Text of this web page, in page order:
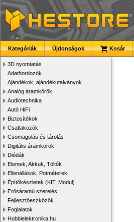
Kategóriák Újdonságok Kosár
3D nyomtatás
Adathordozók
Ajándékok, ajándékutalványok
Analóg áramkörök
Audiotechnika
Autó HiFi
Biztosítékok
Csatlakozók
Csomagolás és tárolás
Digitális áramkörök
Diódák
Elemek, Akkuk, Töltők
Ellenállások, Potméterek
Építőkészletek (KIT, Modul)
Erősáramú szerelés
Fejlesztőeszközök
Foglalatok
Hobbielektronika.hu